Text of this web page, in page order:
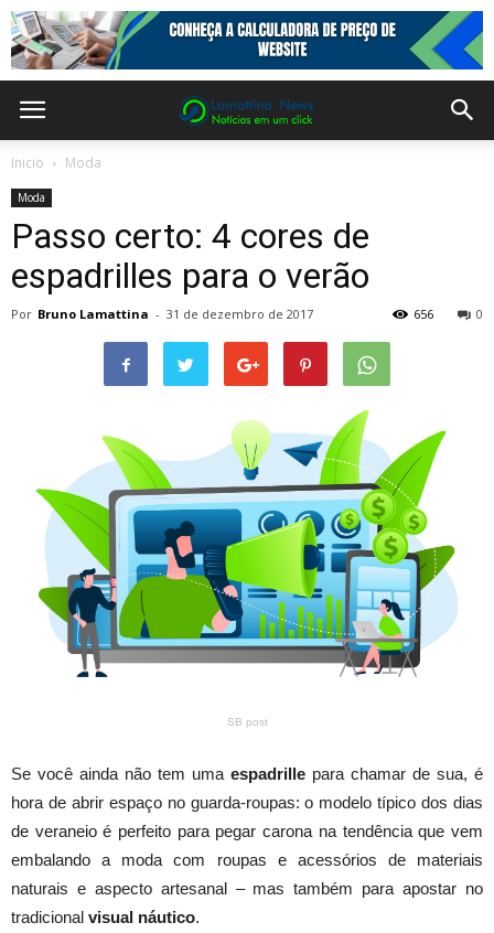
Inicio Moda
Moda
Passo certo: 4 cores de
espadrilles para o verão
Por Bruno Lamattina - 31 de dezembro de 2017 0
656
SB post
Se você ainda não tem uma espadrille para chamar de sua, é
hora de abrir espaço no guarda-roupas: o modelo típico dos dias
de veraneio é perfeito para pegar carona na tendência que vem
embalando a moda com roupas e acessórios de materiais
naturais e aspecto artesanal – mas também para apostar no
tradicional visual náutico.